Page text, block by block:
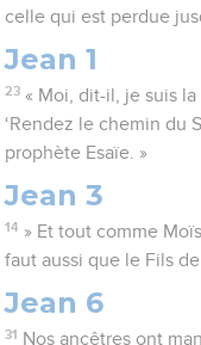
celle qui est perdue
Jean 1
23 « Moi, dit-il, je suis
‘Rendez le chemin du
prophète Esaïe. »
Jean 3
14 » Et tout comme
faut aussi que le Fils
Jean 6
31 Nos ancêtres ont